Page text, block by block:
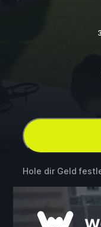
Hole dir Geld